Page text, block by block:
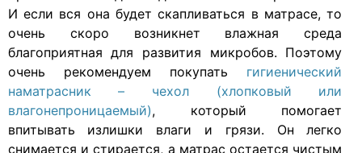
И если вся она будет скапливаться в матрасе, то
очень скоро возникнет влажная среда
благоприятная для развития микробов. Поэтому
очень рекомендуем покупать гигиенический
наматрасник – чехол (хлопковый или
влагонепроницаемый), который помогает
впитывать излишки влаги и грязи. Он легко
снимается и стирается, а матрас остается чистым